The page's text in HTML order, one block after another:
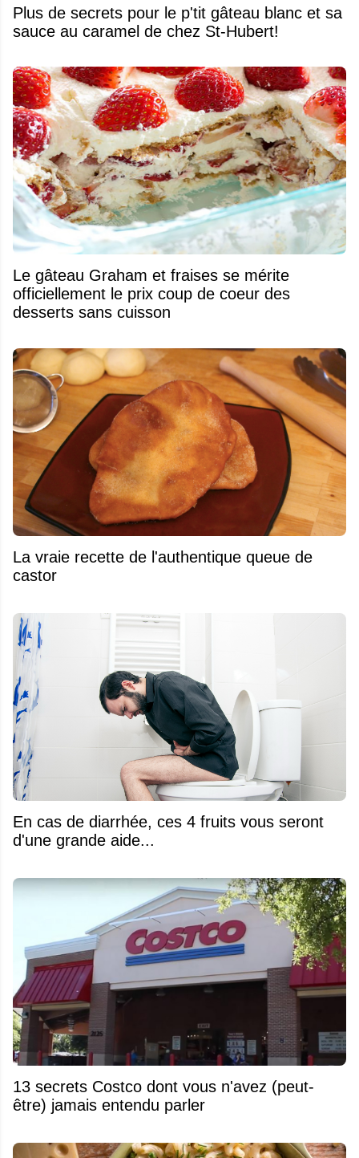
Plus de secrets pour le p'tit gâteau blanc et sa
sauce au caramel de chez St-Hubert!
Le gâteau Graham et fraises se mérite
officiellement le prix coup de coeur des
desserts sans cuisson
La vraie recette de l'authentique queue de
castor
En cas de diarrhée, ces 4 fruits vous seront
d'une grande aide...
13 secrets Costco dont vous n'avez (peut-
être) jamais entendu parler